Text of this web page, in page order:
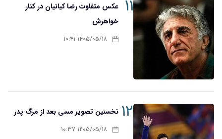
۱۱
عکس متفاوت رضا کیانیان در کنار
خواهرش
۱۴۰۵/۰۵/۱۸ ۱۰:۴۱
۱۲ نخستین تصویر مسی بعد از مرگ پدر
۱۴۰۵/۰۵/۱۸ ۱۰:۳۷